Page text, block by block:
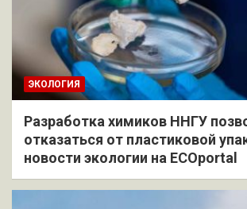
ЭКОЛОГИЯ
Разработка химиков ННГУ
отказаться от пластиковой
новости экологии на ECOportal